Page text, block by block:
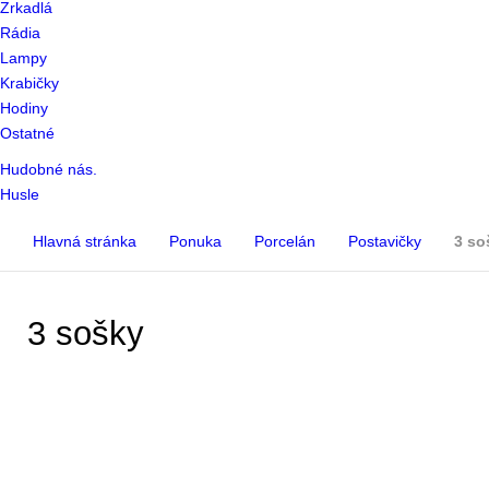
Zrkadlá
Rádia
Lampy
Krabičky
Hodiny
Ostatné
Hudobné nás.
Husle
Hlavná stránka Ponuka Porcelán Postavičky 3
3 sošky